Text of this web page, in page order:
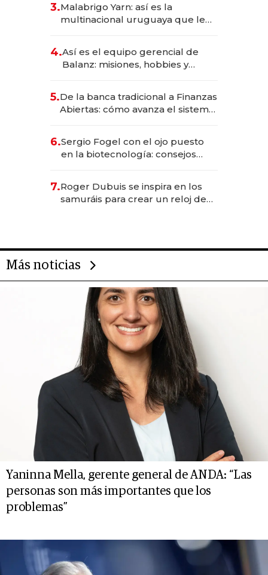
anticipación y prepara apertura
3.Malabrigo Yarn: así es la
multinacional uruguaya que le
4.Así es el equipo gerencial de
Balanz: misiones, hobbies y
5.De la banca tradicional a Finanzas
Abiertas: cómo avanza el sistema
6.Sergio Fogel con el ojo puesto
en la biotecnología: consejos
rol de la IA
7.Roger Dubuis se inspira en los
samuráis para crear un reloj de
Más noticias
Yaninna Mella, gerente general de ANDA: “Las
personas son más importantes que los
problemas”